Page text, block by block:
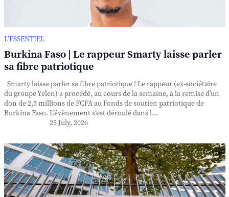
L’ESSENTIEL
Burkina Faso | Le rappeur Smarty laisse parler
sa fibre patriotique
Smarty laisse parler sa fibre patriotique ! Le rappeur (ex-sociétaire
du groupe Yelen) a procédé, au cours de la semaine, à la remise d’un
don de 2,5 millions de FCFA au Fonds de soutien patriotique de
Burkina Faso. L’évènement s’est déroulé dans l...
25 July, 2026